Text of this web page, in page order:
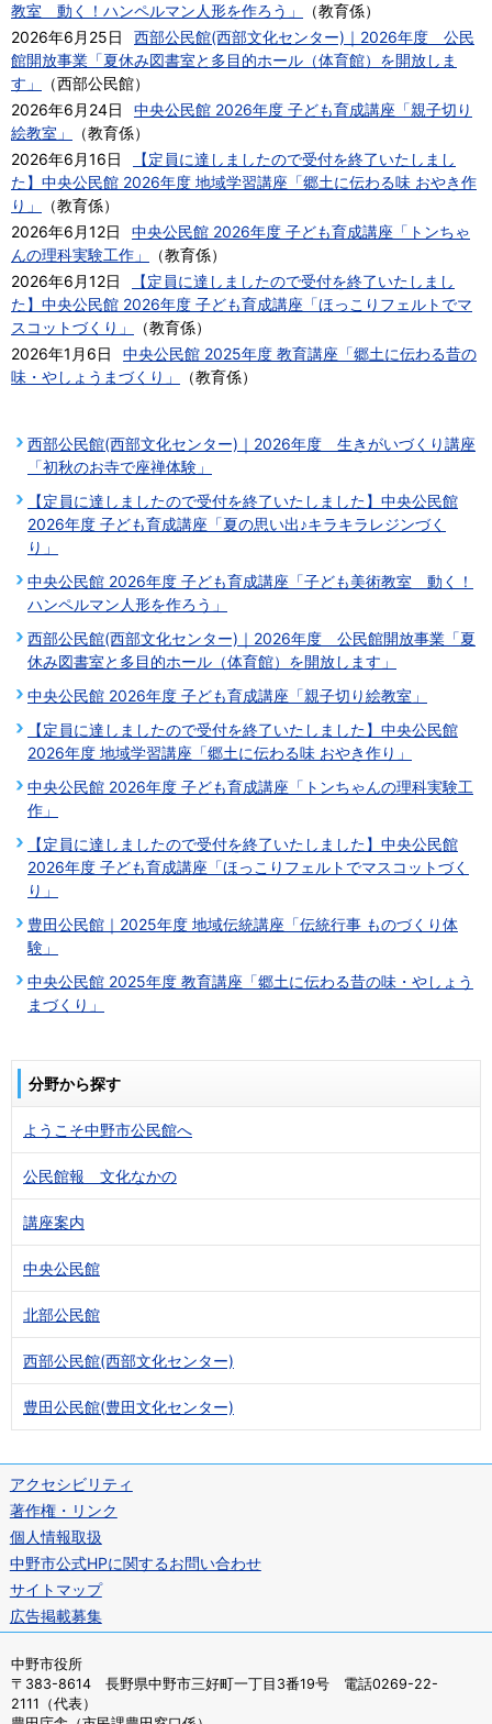
教室 動く！ハンペルマン人形を作ろう」
（教育係）
2026年6月25日
西部公民館(西部文化センター)｜2026年度 公民
館開放事業「夏休み図書室と多目的ホール（体育館）を開放しま
す」
（西部公民館）
2026年6月24日
中央公民館 2026年度 子ども育成講座「親子切り
絵教室」
（教育係）
2026年6月16日
【定員に達しましたので受付を終了いたしまし
た】中央公民館 2026年度 地域学習講座「郷土に伝わる味 おやき作
り」
（教育係）
2026年6月12日
中央公民館 2026年度 子ども育成講座「トンちゃ
んの理科実験工作」
（教育係）
2026年6月12日
【定員に達しましたので受付を終了いたしまし
た】中央公民館 2026年度 子ども育成講座「ほっこりフェルトでマ
スコットづくり」
（教育係）
2026年1月6日
中央公民館 2025年度 教育講座「郷土に伝わる昔の
味・やしょうまづくり」
（教育係）
西部公民館(西部文化センター)｜2026年度 生きがいづくり講座
「初秋のお寺で座禅体験」
【定員に達しましたので受付を終了いたしました】中央公民館
2026年度 子ども育成講座「夏の思い出♪キラキラレジンづく
り」
中央公民館 2026年度 子ども育成講座「子ども美術教室 動く！
ハンペルマン人形を作ろう」
西部公民館(西部文化センター)｜2026年度 公民館開放事業「夏
休み図書室と多目的ホール（体育館）を開放します」
中央公民館 2026年度 子ども育成講座「親子切り絵教室」
【定員に達しましたので受付を終了いたしました】中央公民館
2026年度 地域学習講座「郷土に伝わる味 おやき作り」
中央公民館 2026年度 子ども育成講座「トンちゃんの理科実験工
作」
【定員に達しましたので受付を終了いたしました】中央公民館
2026年度 子ども育成講座「ほっこりフェルトでマスコットづく
り」
豊田公民館｜2025年度 地域伝統講座「伝統行事 ものづくり体
験」
中央公民館 2025年度 教育講座「郷土に伝わる昔の味・やしょう
まづくり」
分野から探す
ようこそ中野市公民館へ
公民館報 文化なかの
講座案内
中央公民館
北部公民館
西部公民館(西部文化センター)
豊田公民館(豊田文化センター)
アクセシビリティ
著作権・リンク
個人情報取扱
中野市公式HPに関するお問い合わせ
サイトマップ
広告掲載募集
中野市役所
〒383-8614 長野県中野市三好町一丁目3番19号 電話0269-22-
2111（代表）